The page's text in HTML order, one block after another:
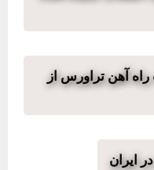
آهن تراورس از
ایران